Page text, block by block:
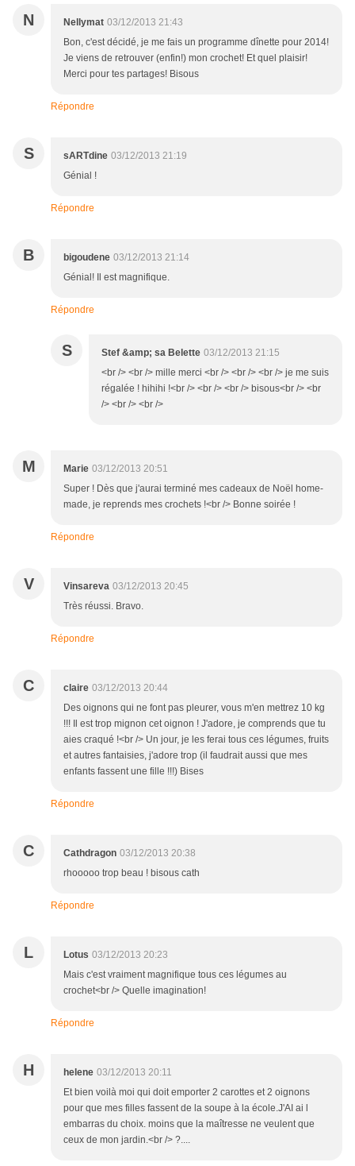
N Nellymat 03/12/2013 21:43
Bon, c'est décidé, je me fais un programme dînette pour 2014!
Je viens de retrouver (enfin!) mon crochet! Et quel plaisir!
Merci pour tes partages! Bisous
Répondre
S sARTdine 03/12/2013 21:19
Génial !
Répondre
B bigoudene 03/12/2013 21:14
Génial! Il est magnifique.
Répondre
S Stef &amp; sa Belette 03/12/2013 21:15
<br /> <br /> mille merci <br /> <br /> <br /> je me suis
régalée ! hihihi !<br /> <br /> <br /> bisous<br /> <br
/> <br /> <br />
M Marie 03/12/2013 20:51
Super ! Dès que j'aurai terminé mes cadeaux de Noël home-
made, je reprends mes crochets !<br /> Bonne soirée !
Répondre
V Vinsareva 03/12/2013 20:45
Très réussi. Bravo.
Répondre
C claire 03/12/2013 20:44
Des oignons qui ne font pas pleurer, vous m'en mettrez 10 kg
!!! Il est trop mignon cet oignon ! J'adore, je comprends que tu
aies craqué !<br /> Un jour, je les ferai tous ces légumes, fruits
et autres fantaisies, j'adore trop (il faudrait aussi que mes
enfants fassent une fille !!!) Bises
Répondre
C Cathdragon 03/12/2013 20:38
rhooooo trop beau ! bisous cath
Répondre
L Lotus 03/12/2013 20:23
Mais c'est vraiment magnifique tous ces légumes au
crochet<br /> Quelle imagination!
Répondre
H helene 03/12/2013 20:11
Et bien voilà moi qui doit emporter 2 carottes et 2 oignons
pour que mes filles fassent de la soupe à la école.J'AI ai l
embarras du choix. moins que la maîtresse ne veulent que
ceux de mon jardin.<br /> ?....